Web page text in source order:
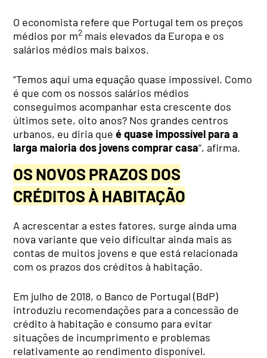
O economista refere que Portugal tem os preços
médios por m2 mais elevados da Europa e os
salários médios mais baixos.
“Temos aqui uma equação quase impossível. Como
é que com os nossos salários médios
conseguimos acompanhar esta crescente dos
últimos sete, oito anos? Nos grandes centros
urbanos, eu diria queé quase impossível para a
larga maioria dos jovens comprar casa“, afirma.
OS NOVOS PRAZOS DOS
CRÉDITOS À HABITAÇÃO
A acrescentar a estes fatores, surge ainda uma
nova variante que veio dificultar ainda mais as
contas de muitos jovens e que está relacionada
com os prazos dos créditos à habitação.
Em julho de 2018, o Banco de Portugal (BdP)
introduziu recomendações para a concessão de
crédito à habitação e consumo para evitar
situações de incumprimento e problemas
relativamente ao rendimento disponível.